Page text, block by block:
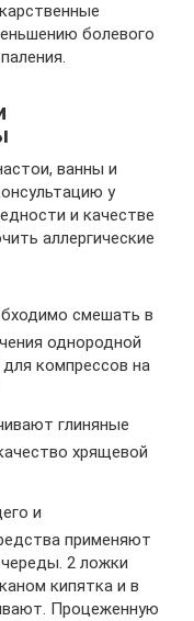
болевого
ванны и
у
и качестве
аллергические
смешать в
однородной
компрессов на
глиняные
хрящевой
и
применяют
2 ложки
кипятка и в
Процеженную